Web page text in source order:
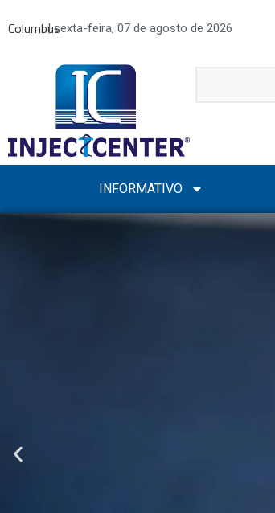
Columbus| sexta-feira, 07 de agosto de 2026
INFORMATIVO